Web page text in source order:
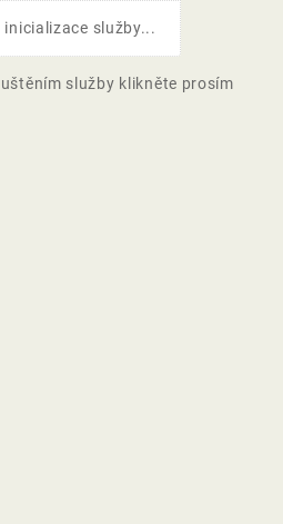
inicializace služby...
služby klikněte prosím